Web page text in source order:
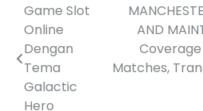
P
o
s
Game Slot
Online
Dengan
Tema
Galactic
Hero
AND
Matches,